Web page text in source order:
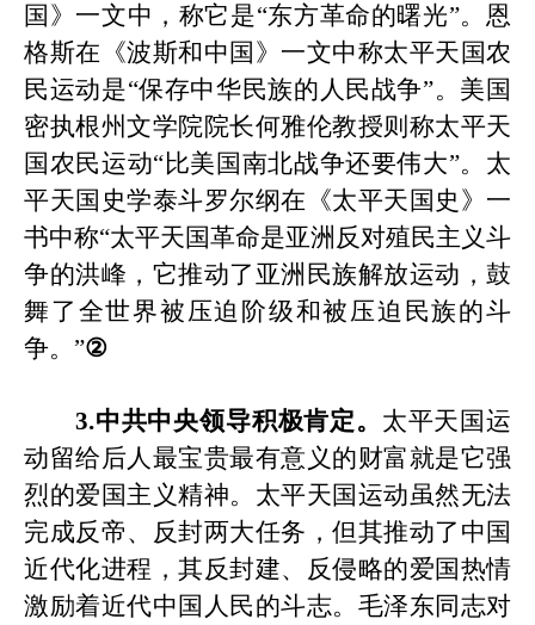
国》一文中，称它是“东方革命的曙光”。恩
格斯在《波斯和中国》一文中称太平天国农
民运动是“保存中华民族的人民战争”。美国
密执根州文学院院长何雅伦教授则称太平天
国农民运动“比美国南北战争还要伟大”。太
平天国史学泰斗罗尔纲在《太平天国史》一
书中称“太平天国革命是亚洲反对殖民主义斗
争的洪峰 ，它推动了亚洲民族解放运动，鼓
舞了全世界被压迫阶级和被压迫民族的斗
争。 ”②
3.中共中央领导积极肯定。 太平天国运
动留给后人最宝贵最有意义的财富就是它强
烈的爱国主义精神。太平天国运动虽然无法
完成反帝、反封两大任务，但其推动了中国
近代化进程，其反封建、反侵略的爱国热情
激励着近代中国人民的斗志。毛泽东同志对